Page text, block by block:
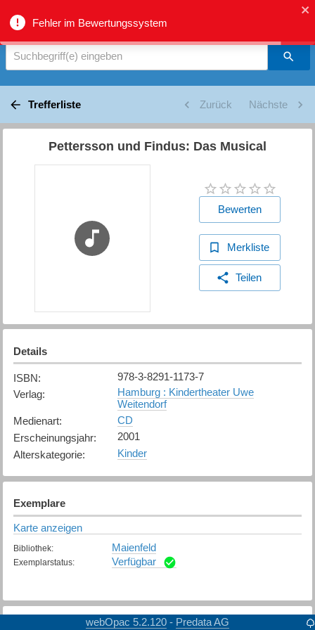
Fehler im Bewertungssystem
biblio.gr - Suche
Suchbegriff(e) eingeben
Trefferliste Zurück Nächste
Pettersson und Findus: Das Musical
Bewerten
Merkliste
Teilen
Details
ISBN:
978-3-8291-1173-7
Verlag:
Hamburg : Kindertheater Uwe
Weitendorf
Medienart:
CD
Erscheinungsjahr:
2001
Alterskategorie: Kinder
Exemplare
Karte anzeigen
Bibliothek: Maienfeld
Exemplarstatus: Verfügbar
webOpac 5.2.120 - Predata AG